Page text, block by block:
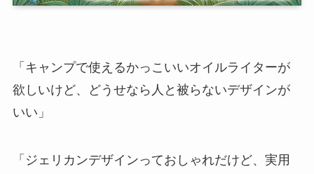
「キャンプで使えるかっこいいオイルライターが
欲しいけど、どうせなら人と被らないデザインが
いい」
「ジェリカンデザインっておしゃれだけど、実用